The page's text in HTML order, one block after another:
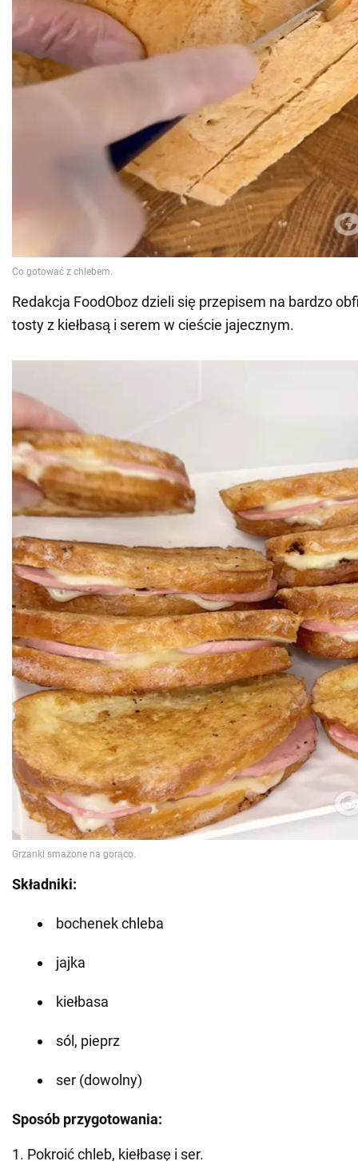
Redakcja FoodOboz dzieli się przepisem na bardzo
tosty z kiełbasą i serem w cieście jajecznym.
Składniki:
bochenek chleba
jajka
kiełbasa
sól, pieprz
ser (dowolny)
Sposób przygotowania:
1. Pokroić chleb, kiełbasę i ser.